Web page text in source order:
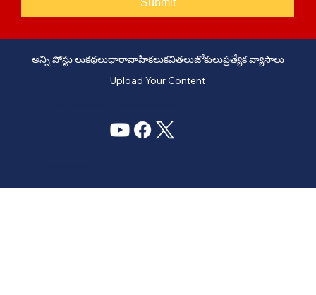
Submit
అన్ని పోస్టు లుకథలుధారావాహికలుకవితలుజోకులుప్రత్యేక వ్యాసాలు
Upload Your Content